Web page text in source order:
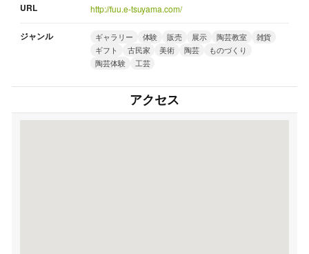
URL http://fuu.e-tsuyama.com/
ジャンル ギャラリー 体験 販売 展示 陶芸教室
雑貨
ギフト
古民家 美術 陶芸
ものづくり
陶芸体験
工芸
アクセス